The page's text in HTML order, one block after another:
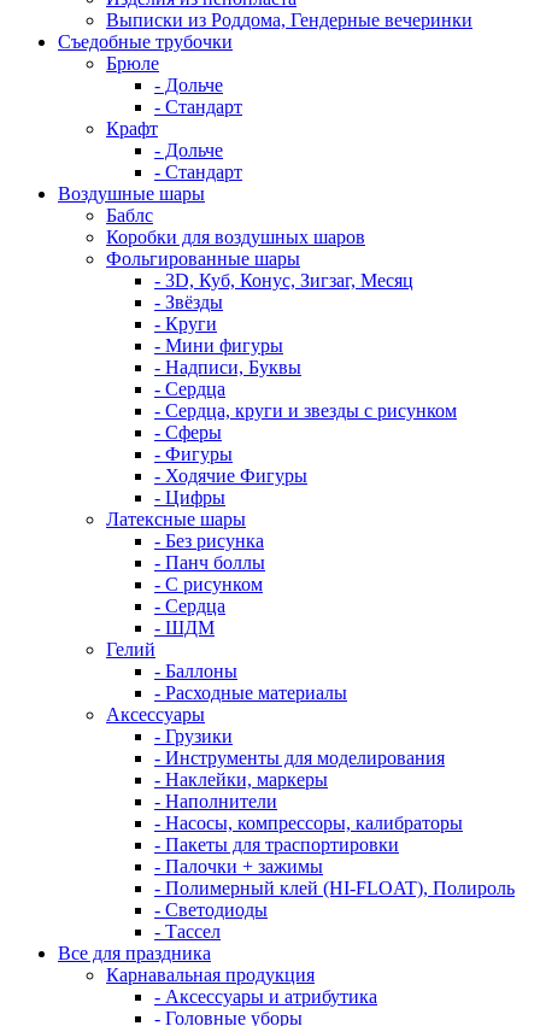
Выписки из Роддома, Гендерные вечеринки
Съедобные трубочки
Брюле
- Дольче
- Стандарт
Крафт
- Дольче
- Стандарт
Воздушные шары
Баблс
Коробки для воздушных шаров
Фольгированные шары
- 3D, Куб, Конус, Зигзаг, Месяц
- Звёзды
- Круги
- Мини фигуры
- Надписи, Буквы
- Сердца
- Сердца, круги и звезды с рисунком
- Сферы
- Фигуры
- Ходячие Фигуры
- Цифры
Латексные шары
- Без рисунка
- Панч боллы
- С рисунком
- Сердца
- ШДМ
Гелий
- Баллоны
- Расходные материалы
Аксессуары
- Грузики
- Инструменты для моделирования
- Наклейки, маркеры
- Наполнители
- Насосы, компрессоры, калибраторы
- Пакеты для траспортировки
- Палочки + зажимы
- Полимерный клей (HI-FLOAT), Полироль
- Светодиоды
- Тассел
Все для праздника
Карнавальная продукция
- Аксессуары и атрибутика
- Головные уборы